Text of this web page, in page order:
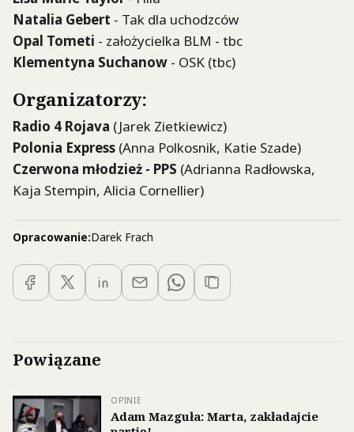
Natalia Gebert - Tak dla uchodzców
Opal Tometi - założycielka BLM - tbc
Klementyna Suchanow - OSK (tbc)
Organizatorzy:
Radio 4 Rojava (Jarek Zietkiewicz)
Polonia Express (Anna Polkosnik, Katie Szade)
Czerwona młodzież - PPS (Adrianna Radłowska,
Kaja Stempin, Alicia Cornellier)
Opracowanie:Darek Frach
Powiązane
OPINIE
Adam Mazguła: Marta, zakładajcie